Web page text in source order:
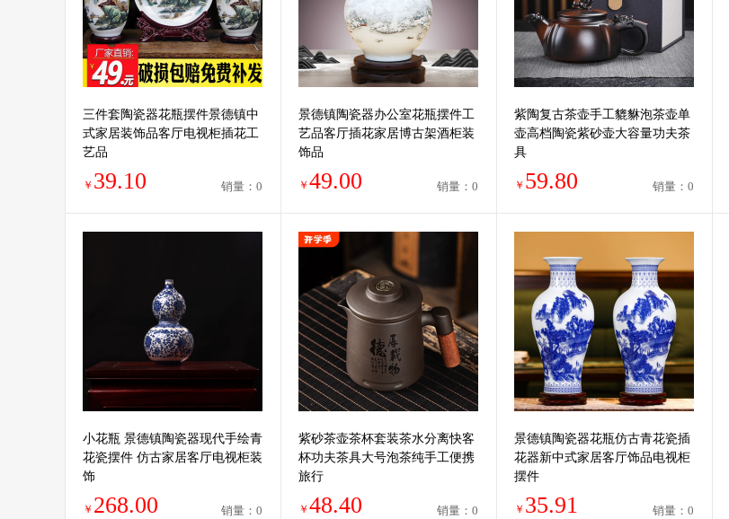
三件套陶瓷器花瓶摆件景德镇中
式家居装饰品客厅电视柜插花工
艺品
￥ 39.10 销量：0
景德镇陶瓷器办公室花瓶摆件工
艺品客厅插花家居博古架酒柜装
饰品
￥ 49.00 销量：0
紫陶复古茶壶手工貔貅泡茶壶单
壶高档陶瓷紫砂壶大容量功夫茶
具
￥ 59.80 销量：0
小花瓶 景德镇陶瓷器现代手绘青
花瓷摆件 仿古家居客厅电视柜装
饰
￥ 268.00 销量：0
紫砂茶壶茶杯套装茶水分离快客
杯功夫茶具大号泡茶纯手工便携
旅行
￥ 48.40 销量：0
景德镇陶瓷器花瓶仿古青花瓷插
花器新中式家居客厅饰品电视柜
摆件
￥ 35.91 销量：0